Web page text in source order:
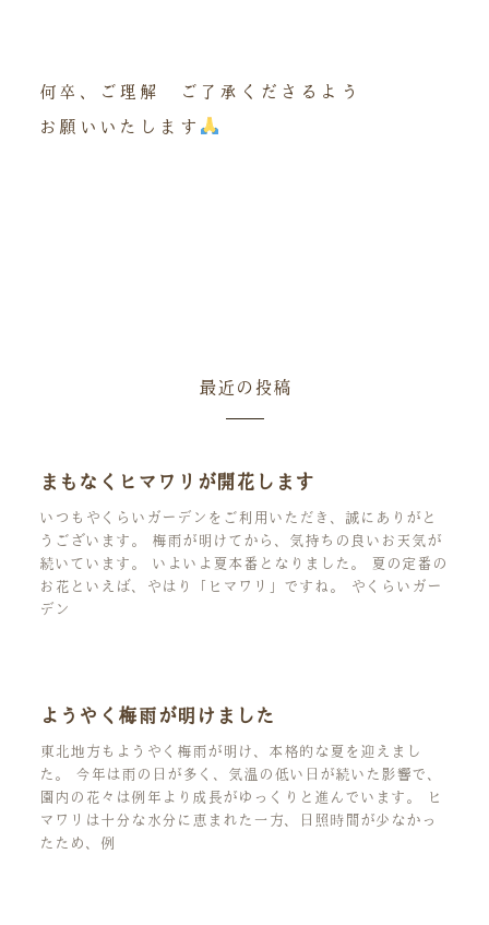
何卒、ご理解 ご了承くださるよう
お願いいたします
最近の投稿
まもなくヒマワリが開花します
いつもやくらいガーデンをご利用いただき、誠にありがと
うございます。 梅雨が明けてから、気持ちの良いお天気が
続いています。 いよいよ夏本番となりました。 夏の定番の
お花といえば、やはり「ヒマワリ」ですね。 やくらいガー
デン
ようやく梅雨が明けました
東北地方もようやく梅雨が明け、本格的な夏を迎えまし
た。 今年は雨の日が多く、気温の低い日が続いた影響で、
園内の花々は例年より成長がゆっくりと進んでいます。 ヒ
マワリは十分な水分に恵まれた一方、日照時間が少なかっ
たため、例